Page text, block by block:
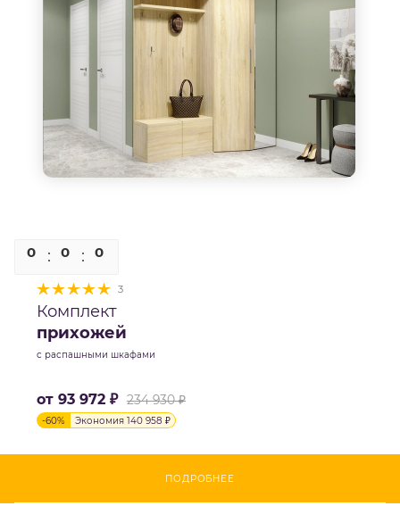
0 0 0
3
Комплект
прихожей
с распашными шкафами
от 93 972 ₽ 234 930 ₽
-60% Экономия 140 958 ₽
ПОДРОБНЕЕ